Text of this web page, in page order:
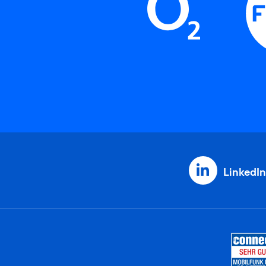
LinkedIn